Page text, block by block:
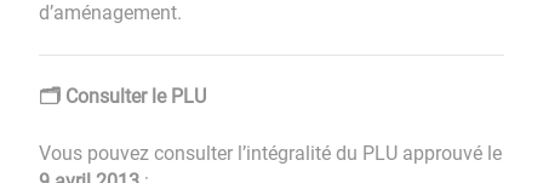
d’aménagement.
🗂️ Consulter le PLU
Vous pouvez consulter l’intégralité du PLU approuvé le